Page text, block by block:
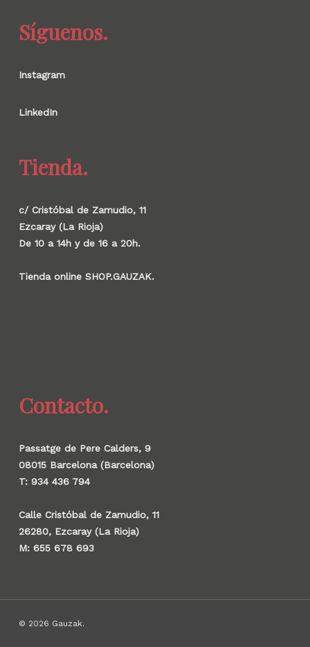
Síguenos.
Instagram
LinkedIn
Tienda.
c/ Cristóbal de Zamudio, 11
Ezcaray (La Rioja)
De 10 a 14h y de 16 a 20h.
Tienda online SHOP.GAUZAK.
Contacto.
Passatge de Pere Calders, 9
08015 Barcelona (Barcelona)
T: 934 436 794
Calle Cristóbal de Zamudio, 11
26280, Ezcaray (La Rioja)
M: 655 678 693
© 2026 Gauzak.